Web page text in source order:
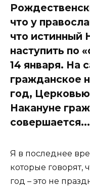
что у
что истинный
наступить по
14 января. На
гражданское
год, Церковью
Накануне
совершается...
Я в последнее
которые говорят,
год – это не